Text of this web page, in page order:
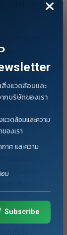
ง
มเติม รวมถึง
นไขในการ
อุตสาหกรรม
หรือกำจัด
งแวดล้อมและ
กบริษัทของเรา
วดล้อมและความ
องเรา
าศ และความ
อม
Subscribe